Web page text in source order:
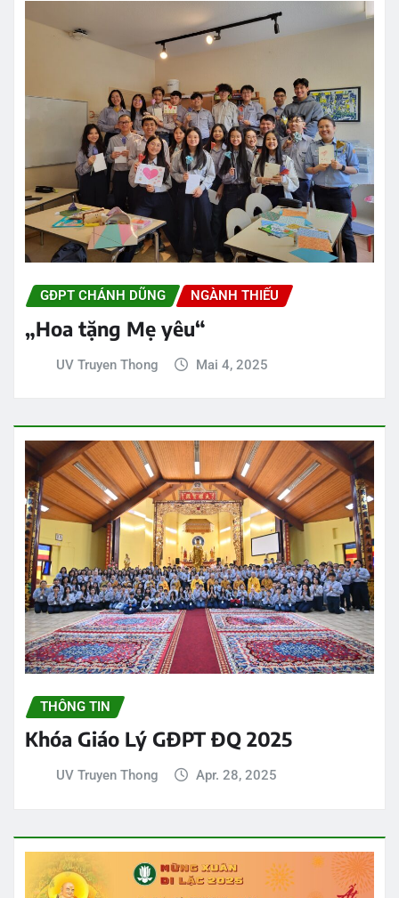
GĐPT CHÁNH DŨNG NGÀNH THIẾU
„Hoa tặng Mẹ yêu“
UV Truyen Thong Mai 4, 2025
THÔNG TIN
Khóa Giáo Lý GĐPT ĐQ 2025
UV Truyen Thong Apr. 28, 2025